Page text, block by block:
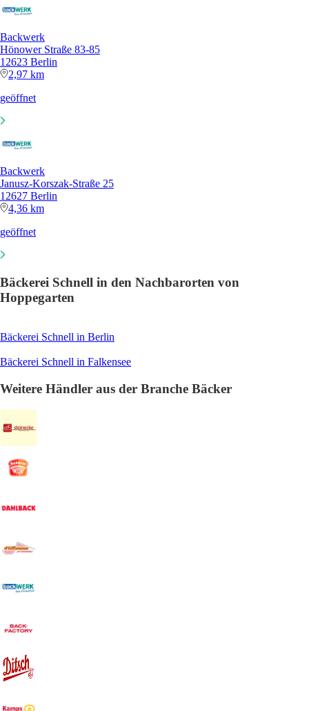
Backwerk
Hönower Straße 83-85
12623 Berlin
2,97 km
geöffnet
Backwerk
Janusz-Korszak-Straße 25
12627 Berlin
4,36 km
geöffnet
Bäckerei Schnell in den Nachbarorten von
Hoppegarten
Bäckerei Schnell in Berlin
Bäckerei Schnell in Falkensee
Weitere Händler aus der Branche Bäcker